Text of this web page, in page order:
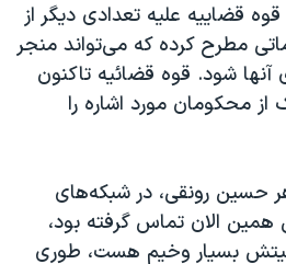
قوه قضاییه علیه تعدادی دیگر از
مطرح کرده که می‌تواند منجر
شود. قوه قضائیه تاکنون
محکومان مورد اشاره را
حسین رونقی، در شبکه‌های
الان تماس گرفته بود،
بسیار وخیم هست، طوری